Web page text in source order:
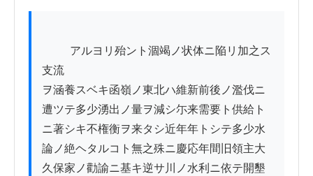
支流
ヲ涵養スベキ函嶺ノ東北ハ維新前後ノ濫伐ニ
遭ツテ多少湧出ノ量ヲ減シ尓来需要ト供給ト
ニ著シキ不権衡ヲ来タシ近年年トシテ多少水
論ノ絶ヘタルコト無之殊ニ慶応年間旧領主大
久保家ノ勸諭ニ基キ逆サ川ノ水利ニ依テ開墾